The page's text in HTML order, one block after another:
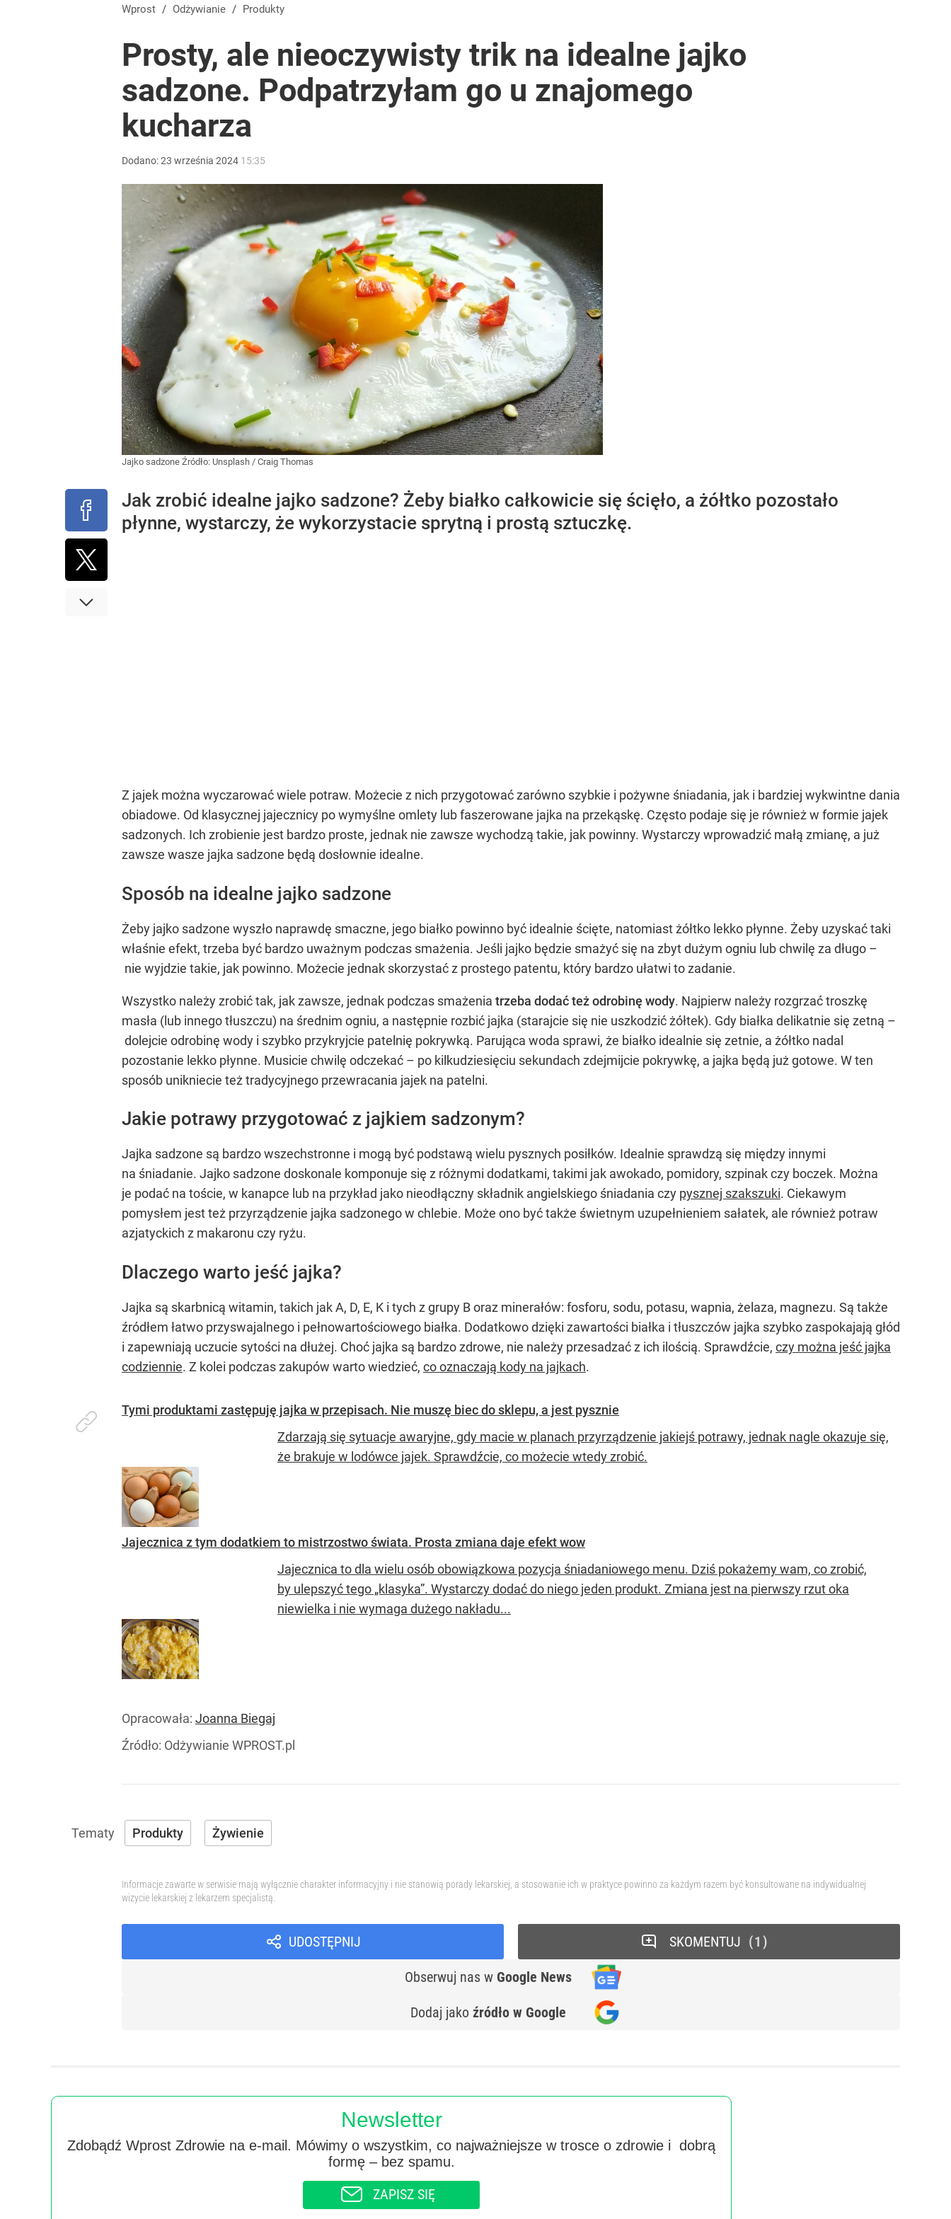
Wprost / Odżywianie / Produkty
Prosty, ale nieoczywisty trik na idealne jajko
sadzone. Podpatrzyłam go u znajomego
kucharza
Dodano:23 września 2024 15:35
Jajko sadzone Źródło: Unsplash / Craig Thomas
Jak zrobić idealne jajko sadzone? Żeby białko całkowicie się ścięło, a żółtko pozostało
płynne, wystarczy, że wykorzystacie sprytną i prostą sztuczkę.
Z jajek można wyczarować wiele potraw. Możecie z nich przygotować zarówno szybkie i pożywne śniadania, jak i bardziej wykwintne dania
obiadowe. Od klasycznej jajecznicy po wymyślne omlety lub faszerowane jajka na przekąskę. Często podaje się je również w formie jajek
sadzonych. Ich zrobienie jest bardzo proste, jednak nie zawsze wychodzą takie, jak powinny. Wystarczy wprowadzić małą zmianę, a już
zawsze wasze jajka sadzone będą dosłownie idealne.
Sposób na idealne jajko sadzone
Żeby jajko sadzone wyszło naprawdę smaczne, jego białko powinno być idealnie ścięte, natomiast żółtko lekko płynne. Żeby uzyskać taki
właśnie efekt, trzeba być bardzo uważnym podczas smażenia. Jeśli jajko będzie smażyć się na zbyt dużym ogniu lub chwilę za długo –
nie wyjdzie takie, jak powinno. Możecie jednak skorzystać z prostego patentu, który bardzo ułatwi to zadanie.
Wszystko należy zrobić tak, jak zawsze, jednak podczas smażenia trzeba dodać też odrobinę wody. Najpierw należy rozgrzać troszkę
masła (lub innego tłuszczu) na średnim ogniu, a następnie rozbić jajka (starajcie się nie uszkodzić żółtek). Gdy białka delikatnie się zetną –
dolejcie odrobinę wody i szybko przykryjcie patelnię pokrywką. Parująca woda sprawi, że białko idealnie się zetnie, a żółtko nadal
pozostanie lekko płynne. Musicie chwilę odczekać – po kilkudziesięciu sekundach zdejmijcie pokrywkę, a jajka będą już gotowe. W ten
sposób unikniecie też tradycyjnego przewracania jajek na patelni.
Jakie potrawy przygotować z jajkiem sadzonym?
Jajka sadzone są bardzo wszechstronne i mogą być podstawą wielu pysznych posiłków. Idealnie sprawdzą się między innymi
na śniadanie. Jajko sadzone doskonale komponuje się z różnymi dodatkami, takimi jak awokado, pomidory, szpinak czy boczek. Można
je podać na toście, w kanapce lub na przykład jako nieodłączny składnik angielskiego śniadania czy pysznej szakszuki. Ciekawym
pomysłem jest też przyrządzenie jajka sadzonego w chlebie. Może ono być także świetnym uzupełnieniem sałatek, ale również potraw
azjatyckich z makaronu czy ryżu.
Dlaczego warto jeść jajka?
Jajka są skarbnicą witamin, takich jak A, D, E, K i tych z grupy B oraz minerałów: fosforu, sodu, potasu, wapnia, żelaza, magnezu. Są także
źródłem łatwo przyswajalnego i pełnowartościowego białka. Dodatkowo dzięki zawartości białka i tłuszczów jajka szybko zaspokajają głód
i zapewniają uczucie sytości na dłużej. Choć jajka są bardzo zdrowe, nie należy przesadzać z ich ilością. Sprawdźcie, czy można jeść jajka
codziennie. Z kolei podczas zakupów warto wiedzieć, co oznaczają kody na jajkach.
Tymi produktami zastępuję jajka w przepisach. Nie muszę biec do sklepu, a jest pysznie
Zdarzają się sytuacje awaryjne, gdy macie w planach przyrządzenie jakiejś potrawy, jednak nagle okazuje się,
że brakuje w lodówce jajek. Sprawdźcie, co możecie wtedy zrobić.
Jajecznica z tym dodatkiem to mistrzostwo świata. Prosta zmiana daje efekt wow
Jajecznica to dla wielu osób obowiązkowa pozycja śniadaniowego menu. Dziś pokażemy wam, co zrobić,
by ulepszyć tego „klasyka”. Wystarczy dodać do niego jeden produkt. Zmiana jest na pierwszy rzut oka
niewielka i nie wymaga dużego nakładu...
Opracowała: Joanna Biegaj
Źródło: Odżywianie WPROST.pl
Produkty Żywienie
Informacje zawarte w serwisie mają wyłącznie charakter informacyjny i nie stanowią porady lekarskiej, a stosowanie ich w praktyce powinno za każdym razem być konsultowane na indywidualnej
wizycie lekarskiej z lekarzem specjalistą.
UDOSTĘPNIJ
Obserwuj nas w Google News
Dodaj jako źródło w Google
SKOMENTUJ 1
Newsletter
Zdobądź Wprost Zdrowie na e-mail. Mówimy o wszystkim, co najważniejsze w trosce o zdrowie i dobrą
formę – bez spamu.
ZAPISZ SIĘ